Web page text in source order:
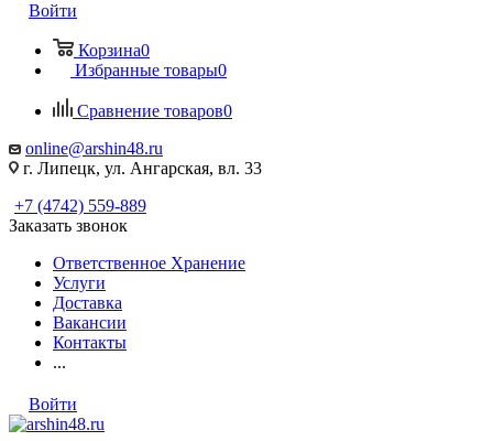
Войти
Корзина0
Избранные товары0
Сравнение товаров0
online@arshin48.ru
г. Липецк, ул. Ангарская, вл. 33
+7 (4742) 559-889
Заказать звонок
Ответственное Хранение
Услуги
Доставка
Вакансии
Контакты
...
Войти